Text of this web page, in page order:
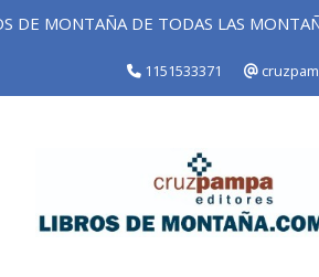
DE MONTAÑA DE TODAS LAS
1151533371